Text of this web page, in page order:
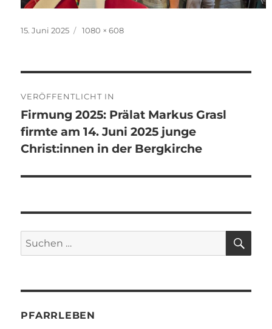
Veröffentlicht
15. Juni 2025 Originalgröße
1080 × 608
VERÖFFENTLICHT IN
Firmung 2025: Prälat Markus Grasl
firmte am 14. Juni 2025 junge
Christ:innen in der Bergkirche
Suchen
nach:
PFARRLEBEN